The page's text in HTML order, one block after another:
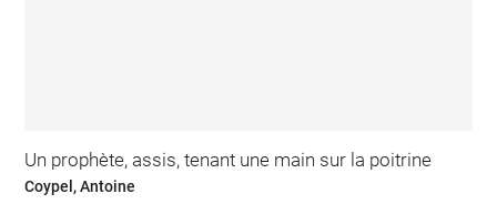
Un prophète, assis, tenant une main sur la poitrine
Coypel, Antoine